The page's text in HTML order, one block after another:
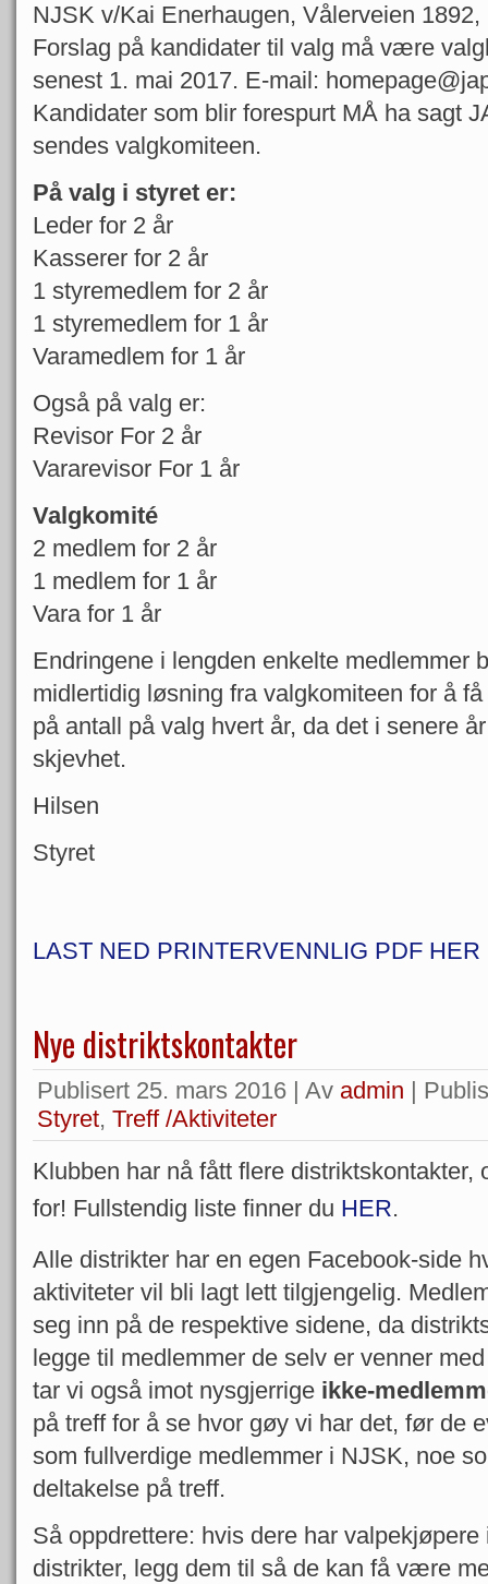
NJSK v/Kai Enerhaugen, Vålerveien 1892,
Forslag på kandidater til valg må være
senest 1. mai 2017. E-mail:
Kandidater som blir forespurt MÅ ha sagt
sendes valgkomiteen.
På valg i styret er:
Leder for 2 år
Kasserer for 2 år
1 styremedlem for 2 år
1 styremedlem for 1 år
Varamedlem for 1 år
Også på valg er:
Revisor For 2 år
Vararevisor For 1 år
Valgkomité
2 medlem for 2 år
1 medlem for 1 år
Vara for 1 år
Endringene i lengden enkelte medlemmer
midlertidig løsning fra valgkomiteen for å
på antall på valg hvert år, da det i senere
skjevhet.
Hilsen
Styret
LAST NED PRINTERVENNLIG PDF HER
Nye distriktskontakter
Publisert 25. mars 2016 | Av admin |
Styret, Treff /Aktiviteter
Klubben har nå fått flere distriktskontakter,
for! Fullstendig liste finner du HER.
Alle distrikter har en egen Facebook-side
aktiviteter vil bli lagt lett tilgjengelig.
seg inn på de respektive sidene, da
legge til medlemmer de selv er venner
tar vi også imot nysgjerrige ikke-
på treff for å se hvor gøy vi har det, før de
som fullverdige medlemmer i NJSK, noe
deltakelse på treff.
Så oppdrettere: hvis dere har
distrikter, legg dem til så de kan få være